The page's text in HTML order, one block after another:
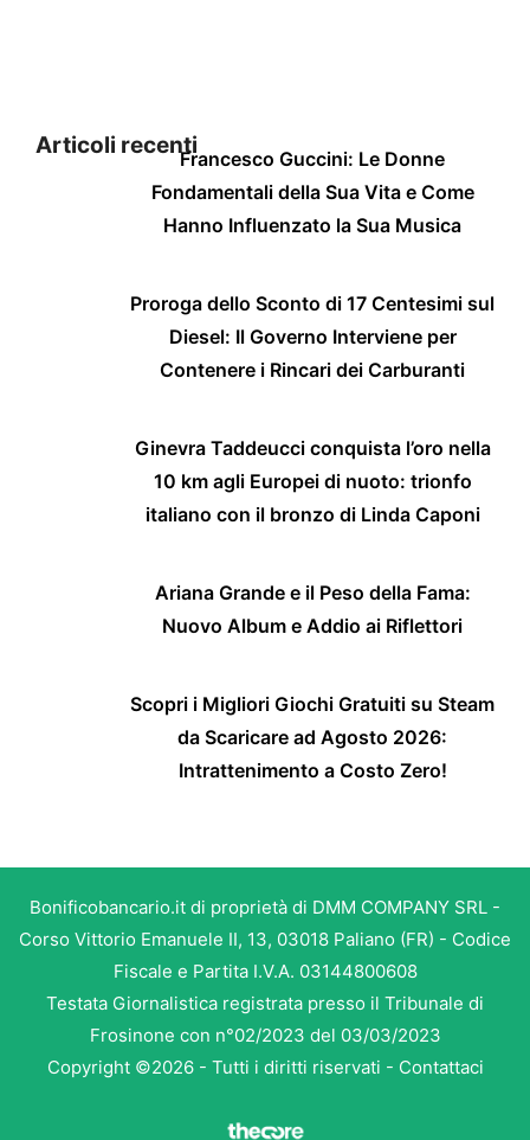
Articoli recentiFrancesco Guccini: Le Donne
Fondamentali della Sua Vita e Come
Hanno Influenzato la Sua Musica
Proroga dello Sconto di 17 Centesimi sul
Diesel: Il Governo Interviene per
Contenere i Rincari dei Carburanti
Ginevra Taddeucci conquista l’oro nella
10 km agli Europei di nuoto: trionfo
italiano con il bronzo di Linda Caponi
Ariana Grande e il Peso della Fama:
Nuovo Album e Addio ai Riflettori
Scopri i Migliori Giochi Gratuiti su Steam
da Scaricare ad Agosto 2026:
Intrattenimento a Costo Zero!
Bonificobancario.it di proprietà di DMM COMPANY SRL -
Corso Vittorio Emanuele II, 13, 03018 Paliano (FR) - Codice
Fiscale e Partita I.V.A. 03144800608
Testata Giornalistica registrata presso il Tribunale di
Frosinone con n°02/2023 del 03/03/2023
Copyright ©2026 - Tutti i diritti riservati - Contattaci